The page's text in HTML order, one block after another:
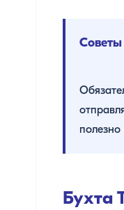
полезно
Бухта